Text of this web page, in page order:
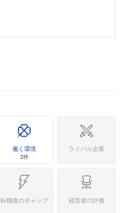
働く環境
2件
ライバル企業
転職後のギャップ 経営者の評価